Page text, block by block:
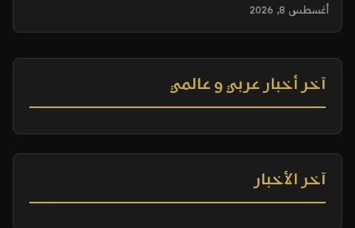
أغسطس 8, 2026
آخر أخبار عربي و عالمي
آخر الأخبار